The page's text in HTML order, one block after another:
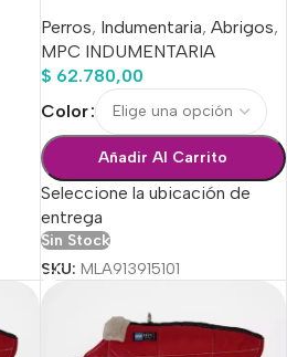
Perros, Indumentaria, Abrigos,
MPC INDUMENTARIA
$ 62.780,00
Color
Añadir Al Carrito
Seleccione la ubicación de
entrega
Sin Stock
SKU: MLA913915101